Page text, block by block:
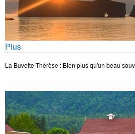
Plus
La Buvette Thérèse : Bien plus qu'un beau